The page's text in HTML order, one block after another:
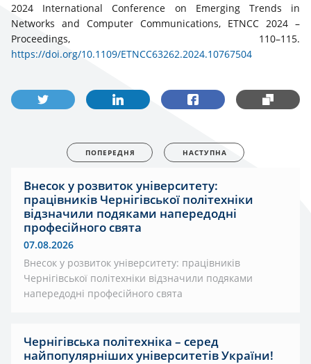
2024 International Conference on Emerging Trends in
Networks and Computer Communications, ETNCC 2024 –
Proceedings, 110–115.
https://doi.org/10.1109/ETNCC63262.2024.10767504
ПОПЕРЕДНЯ НАСТУПНА
Внесок у розвиток університету:
працівників Чернігівської політехніки
відзначили подяками напередодні
професійного свята
07.08.2026
Внесок у розвиток університету: працівників
Чернігівської політехніки відзначили подяками
напередодні професійного свята
Чернігівська політехніка – серед
найпопулярніших університетів України!